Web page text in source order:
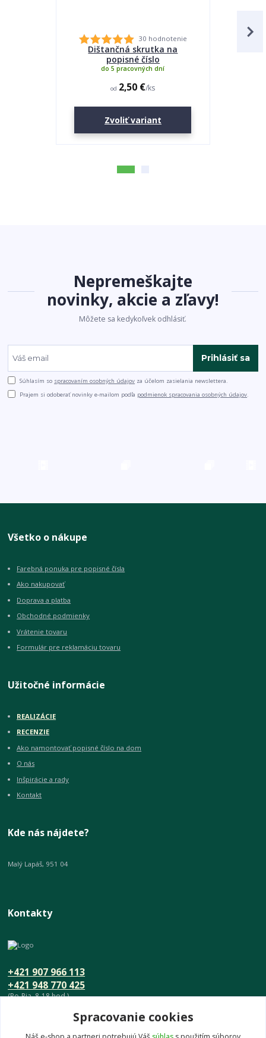
30 hodnotenie
Dištančná skrutka na
popisné číslo
od 2,50 €/ks
do 5 pracovných dní
Zvoliť variant
Nepremeškajte
novinky, akcie a zľavy!
Môžete sa kedykoľvek odhlásiť.
Prihlásiť sa
Súhlasím so spracovaním osobných údajov za účelom zasielania newslettera.
Prajem si odoberať novinky e-mailom podľa podmienok spracovania osobných údajov.
Všetko o nákupe
Farebná ponuka pre popisné čísla
Ako nakupovať
Doprava a platba
Obchodné podmienky
Vrátenie tovaru
Formulár pre reklamáciu tovaru
Užitočné informácie
REALIZÁCIE
RECENZIE
Ako namontovať popisné číslo na dom
O nás
Inšpirácie a rady
Kontakt
Kde nás nájdete?
Malý Lapáš, 951 04
Kontakty
+421 948 770 425
+421 907 966 113
(Po-Pia, 8-18 hod.)
info@umeniedomova.skSpracovanie cookies